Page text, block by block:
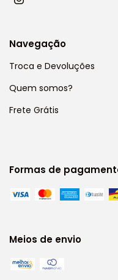
Navegação
Troca e Devoluções
Quem somos?
Frete Grátis
Formas de
Meios de envio